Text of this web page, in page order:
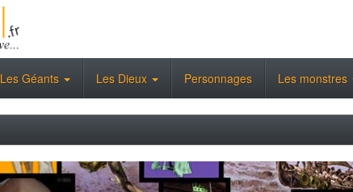
Les Géants Les Dieux Personnages Les monstres